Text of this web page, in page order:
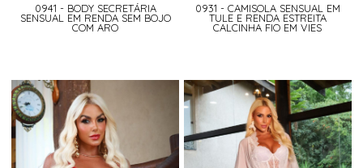
0941 - BODY SECRETÁRIA
SENSUAL EM RENDA SEM BOJO
COM ARO
0931 - CAMISOLA SENSUAL EM
TULE E RENDA ESTREITA
CALCINHA FIO EM VIES